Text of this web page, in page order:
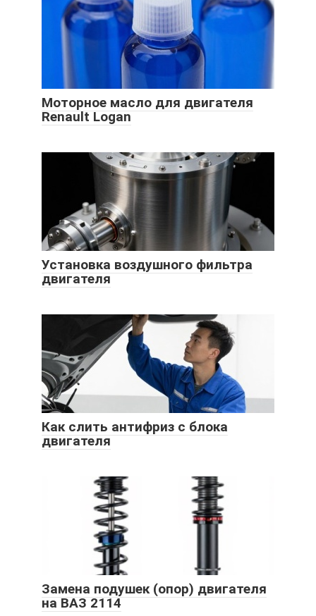
Моторное масло для двигателя
Renault Logan
Установка воздушного фильтра
двигателя
Как слить антифриз с блока
двигателя
Замена подушек (опор) двигателя
на ВАЗ 2114